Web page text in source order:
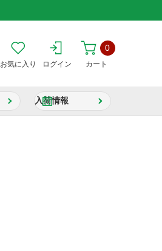
お気に入り ログイン カート
0
入荷情報